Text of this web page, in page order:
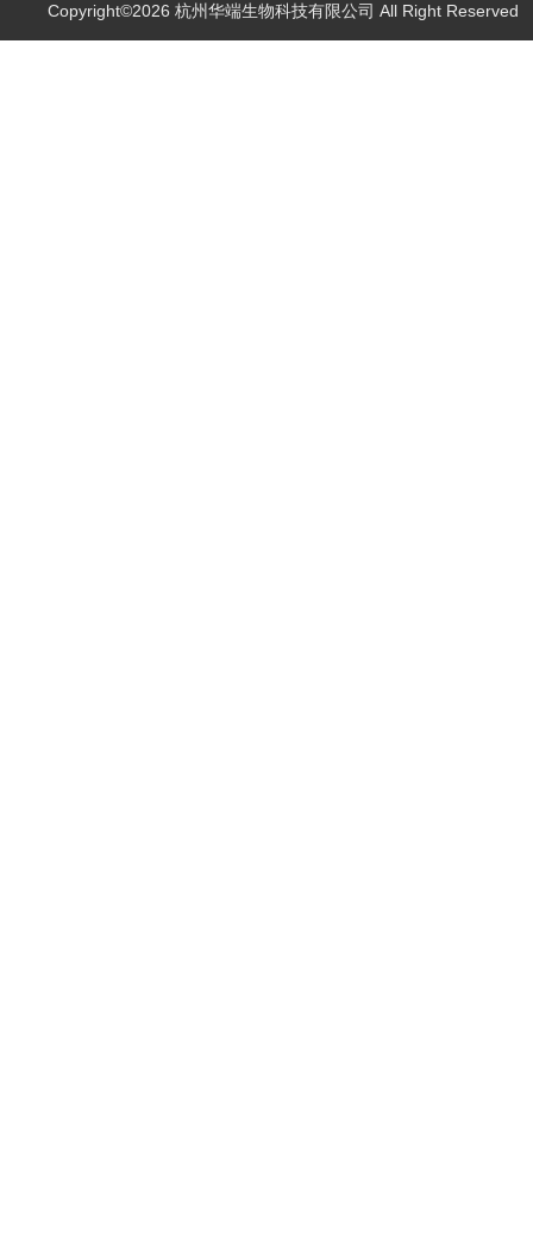
Copyright©2026 杭州华端生物科技有限公司 All Right